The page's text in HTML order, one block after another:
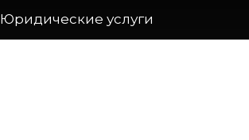
Юридические услуги